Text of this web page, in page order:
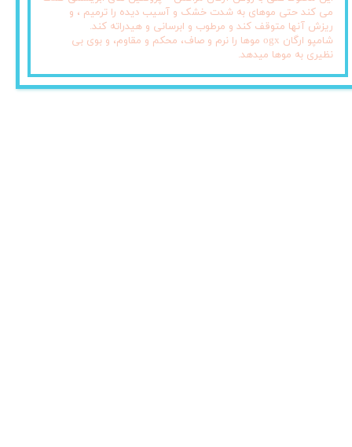
می کند حتی موهای به شدت خشک و آسیب دیده را ترمیم ، و
ریزش آنها متوقف کند و مرطوب و ابرسانی و هیدراته کند.
شامپو ارگان ogx موها را نرم و صاف، محکم و مقاوم، و بوی بی
نظیری به موها میدهد.